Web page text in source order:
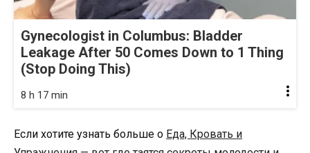
Gynecologist in Columbus: Bladder
Leakage After 50 Comes Down to 1 Thing
(Stop Doing This)
8 h 17 min
Если хотите узнать больше о Еда, Кровать и